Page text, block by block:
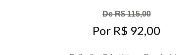
De R$ 115,00
Por R$ 92,00